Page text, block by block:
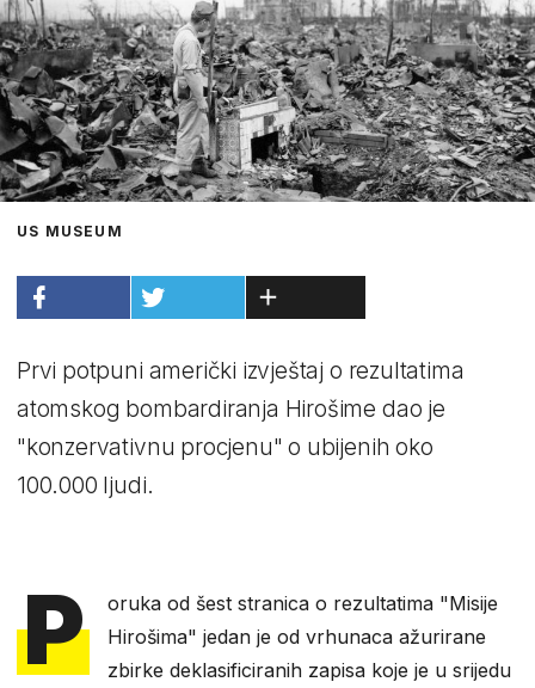
US MUSEUM
Prvi potpuni američki izvještaj o rezultatima
atomskog bombardiranja Hirošime dao je
"konzervativnu procjenu" o ubijenih oko
100.000 ljudi.
P
oruka od šest stranica o rezultatima "Misije
Hirošima" jedan je od vrhunaca ažurirane
zbirke deklasificiranih zapisa koje je u srijedu